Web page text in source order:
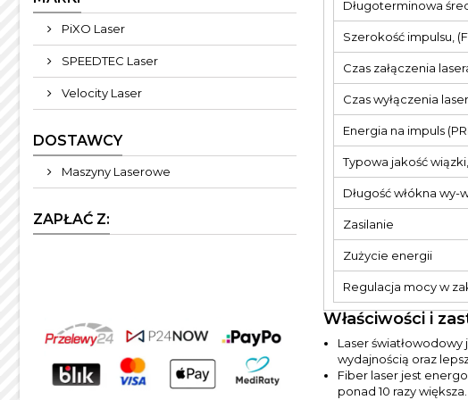
PiXO Laser
SPEEDTEC Laser
Velocity Laser
DOSTAWCY
Maszyny Laserowe
ZAPŁAĆ Z:
Długoterminowa
Szerokość impulsu,
Czas załączenia
Czas wyłączenia
Energia na impuls
Typowa jakość
Długość włókna wy-
Zasilanie
Zużycie energii
Regulacja mocy w
Właściwości i
Laser
wydajnością oraz
Fiber laser jest
ponad 10 razy większa.